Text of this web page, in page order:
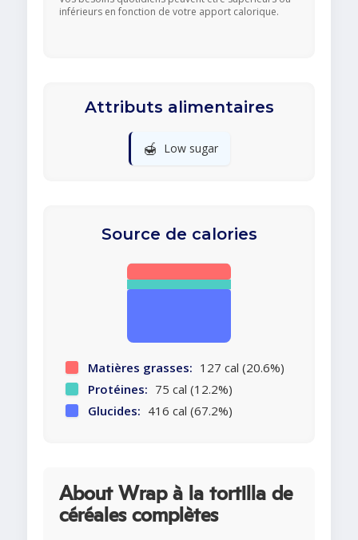
inférieurs en fonction de votre apport calorique.
Attributs alimentaires
🍯 Low sugar
Source de calories
Matières grasses: 127 cal (20.6%)
Protéines: 75 cal (12.2%)
Glucides: 416 cal (67.2%)
About Wrap à la tortilla de
céréales complètes